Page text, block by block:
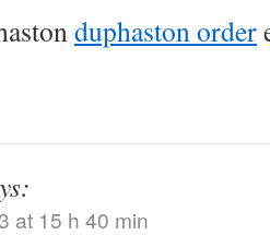
duphaston order
at 15 h 40 min